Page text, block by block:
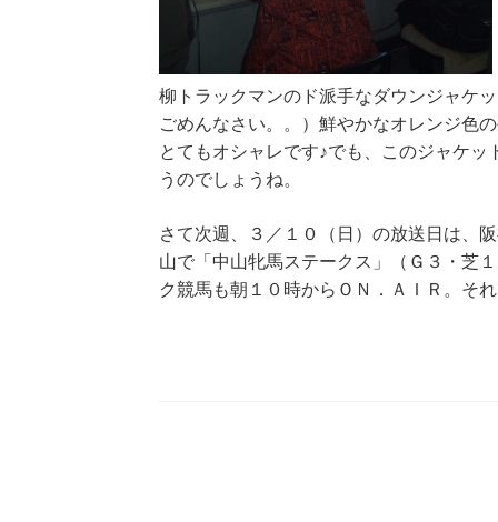
柳トラックマンのド派手なダウンジャケ
ごめんなさい。。）鮮やかなオレンジ色
とてもオシャレです♪でも、このジャケ
うのでしょうね。
さて次週、３／１０（日）の放送日は、
山で「中山牝馬ステークス」（Ｇ３・芝
ク競馬も朝１０時からＯＮ．ＡＩＲ。そ